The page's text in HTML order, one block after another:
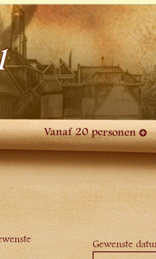
Vanaf 20 personen
Gewenste